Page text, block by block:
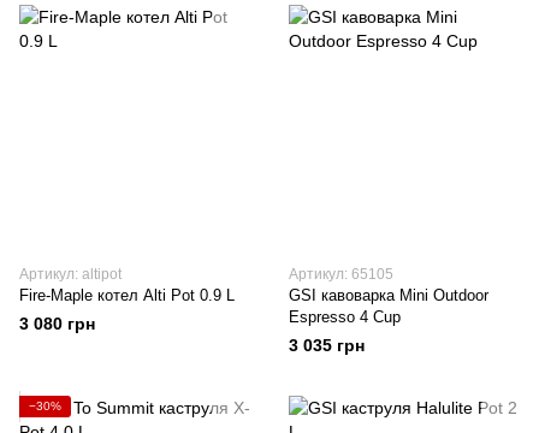
Артикул: altipot
Fire-Maple котел Alti Pot 0.9 L
3 080 грн
Артикул: 65105
GSI кавоварка Mini Outdoor
Espresso 4 Cup
3 035 грн
−30%